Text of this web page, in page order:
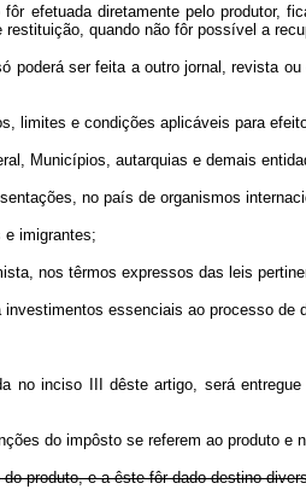
efetuada diretamente pelo produtor,
quando não fôr possível a
ser feita a outro jornal, revista ou
limites e condições aplicáveis para
Municípios, autarquias e demais
no país de organismos
e imigrantes;
nos têrmos expressos das leis
essenciais ao processo
III dêste artigo, será entregue
do impôsto se referem ao produto e
produto, e a êste fôr dado destino